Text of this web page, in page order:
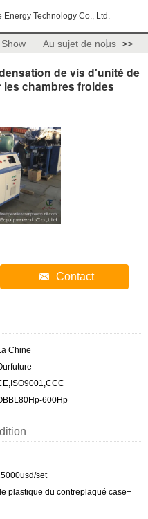
Energy Technology Co., Ltd.
Au sujet de nous >>
de vis d'unité de
chambres froides
Contact
Chine
600Hp
set
plastique du contreplaqué case+